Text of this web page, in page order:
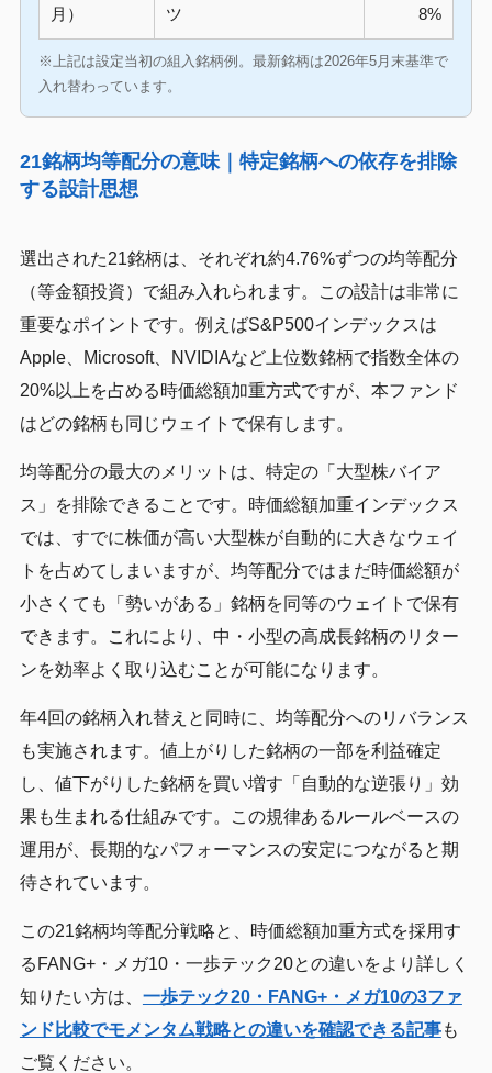
月）
ツ
8%
※上記は設定当初の組入銘柄例。最新銘柄は2026年5月末基準で
入れ替わっています。
21銘柄均等配分の意味｜特定銘柄への依存を排除
する設計思想
選出された21銘柄は、それぞれ約4.76%ずつの均等配分
（等金額投資）で組み入れられます。この設計は非常に
重要なポイントです。例えばS&P500インデックスは
Apple、Microsoft、NVIDIAなど上位数銘柄で指数全体の
20%以上を占める時価総額加重方式ですが、本ファンド
はどの銘柄も同じウェイトで保有します。
均等配分の最大のメリットは、特定の「大型株バイア
ス」を排除できることです。時価総額加重インデックス
では、すでに株価が高い大型株が自動的に大きなウェイ
トを占めてしまいますが、均等配分ではまだ時価総額が
小さくても「勢いがある」銘柄を同等のウェイトで保有
できます。これにより、中・小型の高成長銘柄のリター
ンを効率よく取り込むことが可能になります。
年4回の銘柄入れ替えと同時に、均等配分へのリバランス
も実施されます。値上がりした銘柄の一部を利益確定
し、値下がりした銘柄を買い増す「自動的な逆張り」効
果も生まれる仕組みです。この規律あるルールベースの
運用が、長期的なパフォーマンスの安定につながると期
待されています。
この21銘柄均等配分戦略と、時価総額加重方式を採用す
るFANG+・メガ10・一歩テック20との違いをより詳しく
知りたい方は、 一歩テック20・FANG+・メガ10の3ファ
ンド比較でモメンタム戦略との違いを確認できる記事も
ご覧ください。